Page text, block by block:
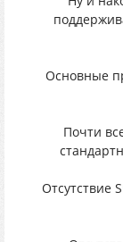
Основные
Почти
Отсутствие